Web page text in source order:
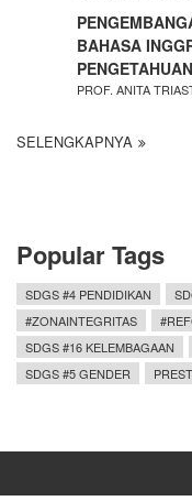
BAHASA
PROF. ANITA
SELENGKAPNYA
Popular Tags
SDGS #4 PENDIDIKAN
#ZONAINTEGRITAS
SDGS #16 KELEMBAGAAN
SDGS #5 GENDER